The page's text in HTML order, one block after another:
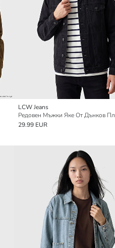
LCW Jeans
Редовен Мъжки Яке От Дънков
29.99 EUR